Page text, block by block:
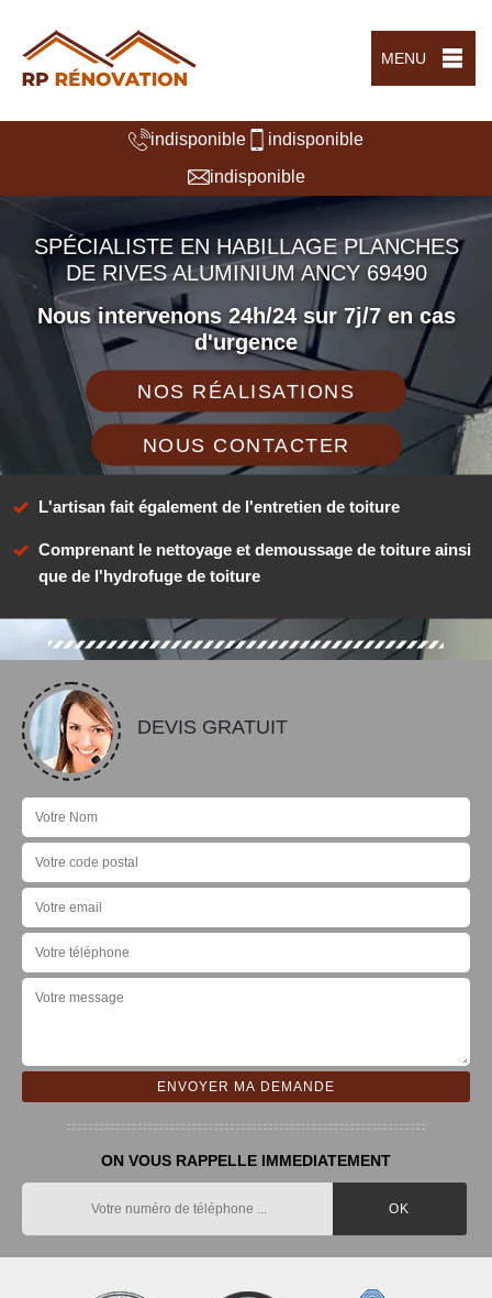
MENU
indisponible
indisponible
indisponible
SPÉCIALISTE EN HABILLAGE PLANCHES
DE RIVES ALUMINIUM ANCY 69490
Nous intervenons 24h/24 sur 7j/7 en cas
d'urgence
NOS RÉALISATIONS
NOUS CONTACTER
L'artisan fait également de l'entretien de toiture
Comprenant le nettoyage et demoussage de toiture ainsi
que de l'hydrofuge de toiture
DEVIS GRATUIT
ON VOUS RAPPELLE IMMEDIATEMENT